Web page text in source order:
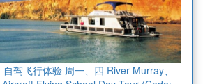
驾飞行体验 周一、四 River Murray、